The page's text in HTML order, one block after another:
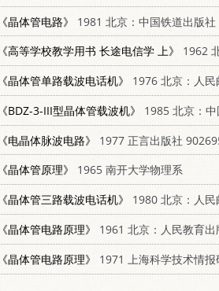
《晶体管电路》
1981 北京：中国铁道出版社
《高等学校教学用书 长途电信学 上》
1962 北京：人民邮电出版社
《晶体管单路载波电话机》
1976 北京：人民邮电出版社 15045·总2042
《BDZ-3-III型晶体管载波机》
1985 北京：中国铁道出版社
《电晶体脉波电路》
1977 正言出版社
《晶体管原理》
1965 南开大学物理系
《晶体管三路载波电话机》
1980 北京：人民邮电出版社
《晶体管电路原理》
1961 北京：人民教育出版社
《晶体管电路原理》
1971 上海科学技术情报研